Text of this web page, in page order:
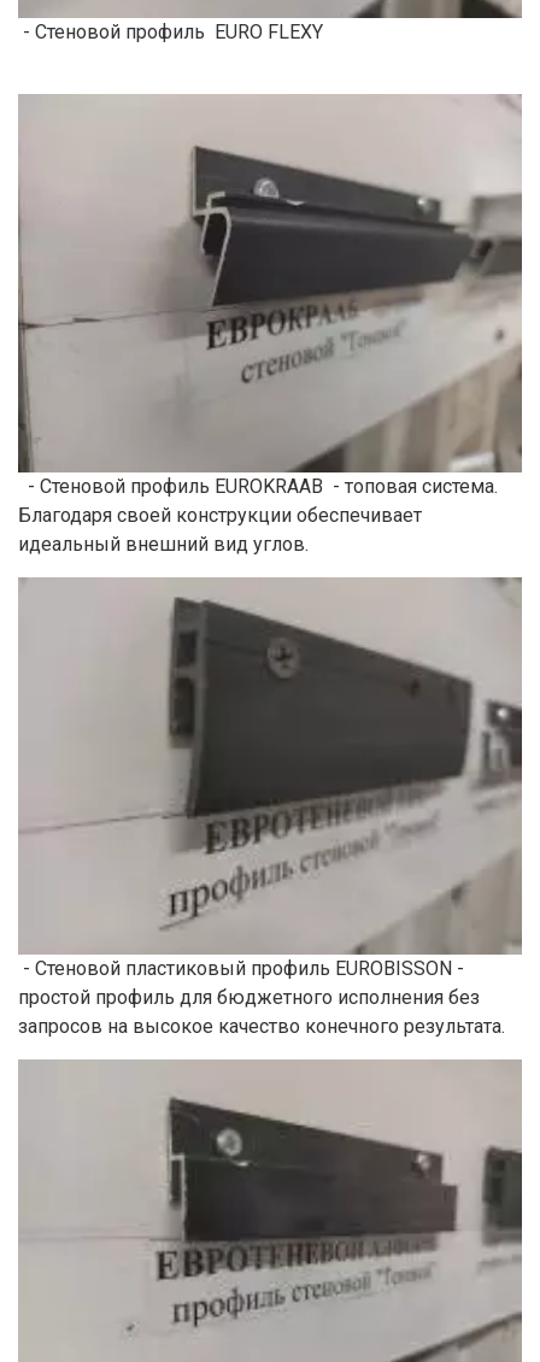
- Стеновой профиль EURO FLEXY
- Стеновой профиль EUROKRAAB - топовая система.
Благодаря своей конструкции обеспечивает
идеальный внешний вид углов.
- Стеновой пластиковый профиль EUROBISSON -
простой профиль для бюджетного исполнения без
запросов на высокое качество конечного результата.